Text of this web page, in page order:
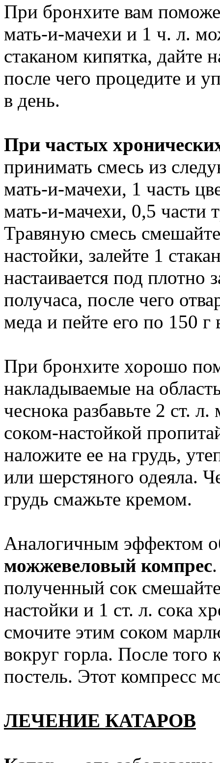
При бронхите вам
мать-и-мачехи и 1 ч. л.
стаканом кипятка, дайте
после чего процедите и
в день.
При частых
принимать смесь из
мать-и-мачехи, 1 часть
мать-и-мачехи, 0,5 части
Травяную смесь
настойки, залейте 1
настаивается под
получаса, после чего
меда и пейте его по 150 г
При бронхите хорошо
накладываемые на
чеснока разбавьте 2 ст.
соком-настойкой
наложите ее на грудь,
или шерстяного одеяла.
грудь смажьте кремом.
Аналогичным эффектом
можжевеловый компрес
полученный сок
настойки и 1 ст. л. сока
смочите этим соком
вокруг горла. После того
постель. Этот компресс
ЛЕЧЕНИЕ КАТАРОВ